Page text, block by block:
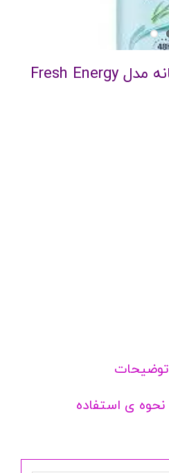
مام رول ضد تعریق زنانه مدل Fresh Energy
توضیحات
نحوه ی استفاده